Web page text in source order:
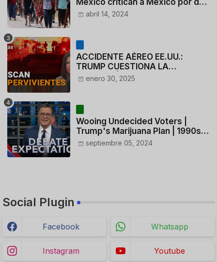
México critican a México por dar
110 dólares a migrantes
abril 14, 2024
ACCIDENTE AÉREO EE.UU.:
TRUMP CUESTIONA LA
ACTUACIÓN DE LOS
enero 30, 2025
Wooing Undecided Voters |
Trump's Marijuana Plan | 1990s
Porn Expert Mark Robinson
septiembre 05, 2024
Social Plugin
Facebook Whatsapp
Instagram Youtube